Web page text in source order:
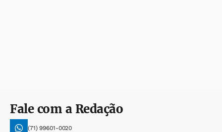
Fale com a Redação
(71) 99601-0020